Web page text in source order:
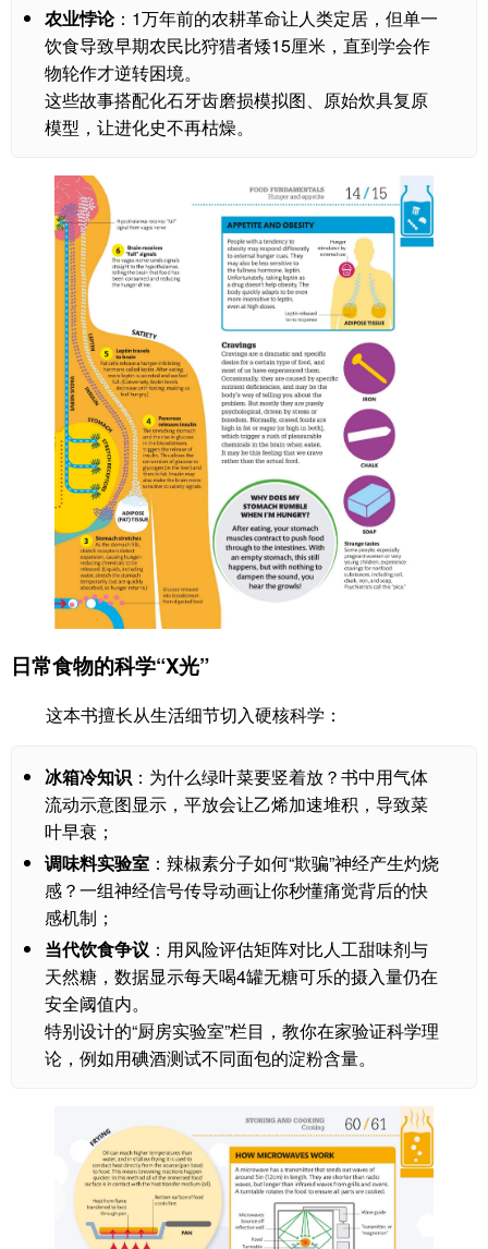
农业悖论：1万年前的农耕革命让人类定居，但单一
饮食导致早期农民比狩猎者矮15厘米，直到学会作
物轮作才逆转困境。
这些故事搭配化石牙齿磨损模拟图、原始炊具复原
模型，让进化史不再枯燥。
日常食物的科学“X光”
这本书擅长从生活细节切入硬核科学：
冰箱冷知识 ：为什么绿叶菜要竖着放？书中用气体
流动示意图显示，平放会让乙烯加速堆积，导致菜
叶早衰；
调味料实验室 ：辣椒素分子如何“欺骗”神经产生灼烧
感？一组神经信号传导动画让你秒懂痛觉背后的快
感机制；
当代饮食争议 ：用风险评估矩阵对比人工甜味剂与
天然糖，数据显示每天喝4罐无糖可乐的摄入量仍在
安全阈值内。
特别设计的“厨房实验室”栏目，教你在家验证科学理
论，例如用碘酒测试不同面包的淀粉含量。